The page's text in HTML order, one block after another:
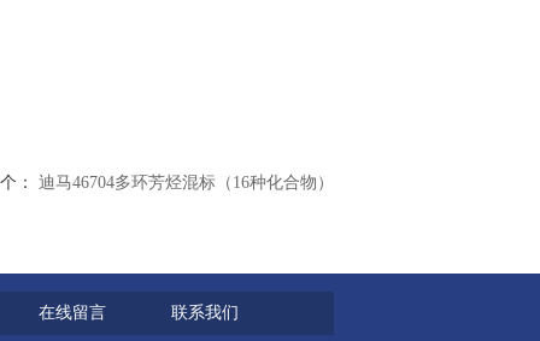
： 迪马46704多环芳烃混标（16种化合物）
在线留言 联系我们